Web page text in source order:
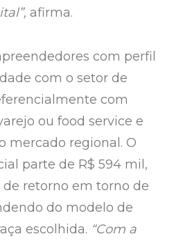
afirma.
com perfil
com o setor de
com
ou food service e
mercado regional. O
parte de R$ 594 mil,
retorno em torno de
do modelo de
escolhida. “Com a